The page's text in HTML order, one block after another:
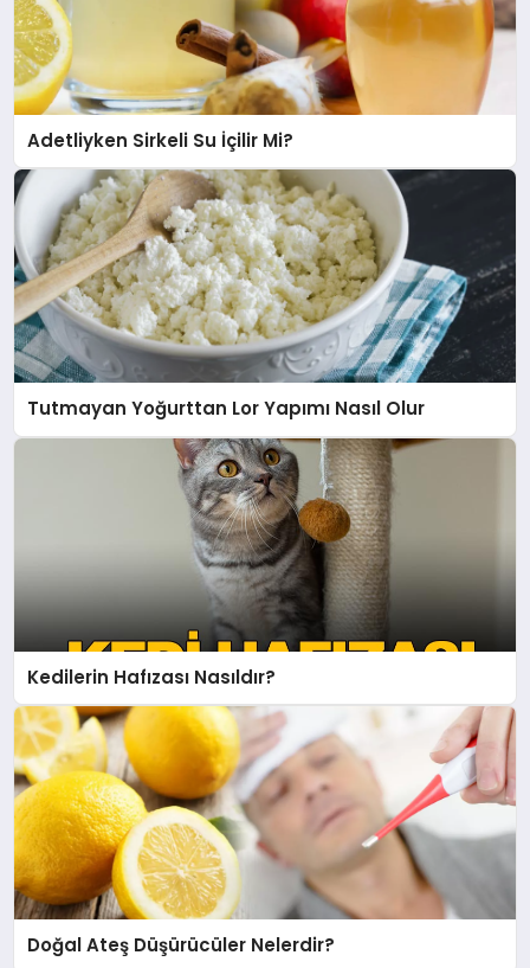
Adetliyken Sirkeli Su İçilir Mi?
Tutmayan Yoğurttan Lor Yapımı Nasıl Olur
Kedilerin Hafızası Nasıldır?
Doğal Ateş Düşürücüler Nelerdir?